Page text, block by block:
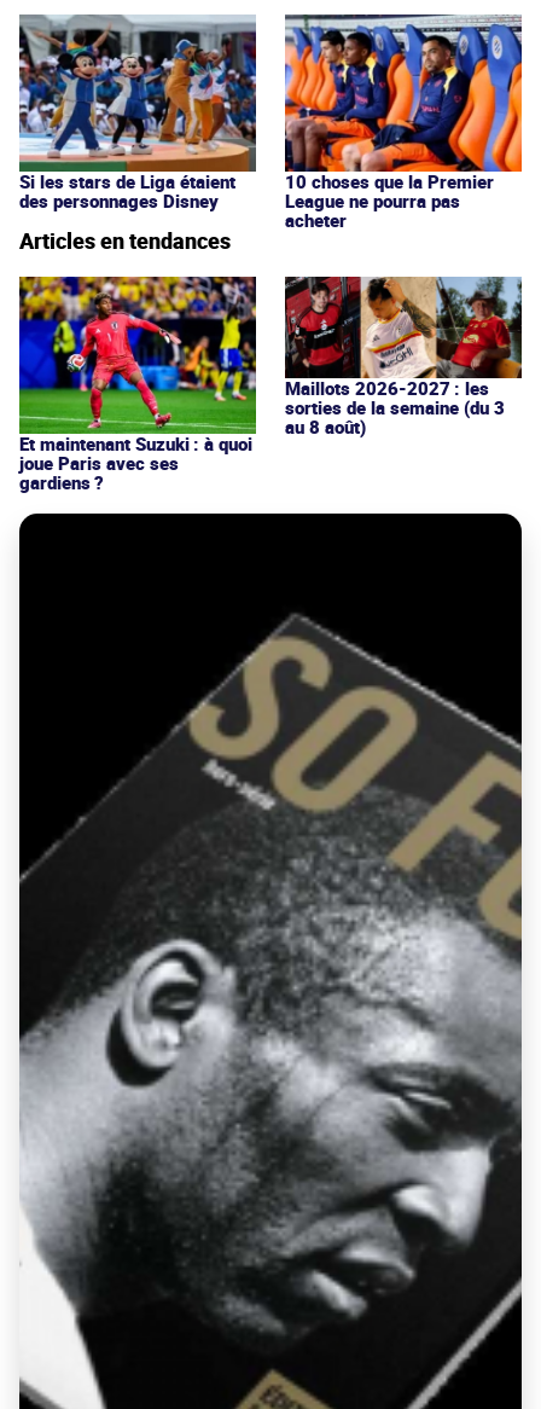
Si les stars de Liga étaient
des personnages Disney
10 choses que la Premier
League ne pourra pas
acheter
Articles en tendances
Et maintenant Suzuki : à quoi
joue Paris avec ses
gardiens ?
Maillots 2026-2027 : les
sorties de la semaine (du 3
au 8 août)